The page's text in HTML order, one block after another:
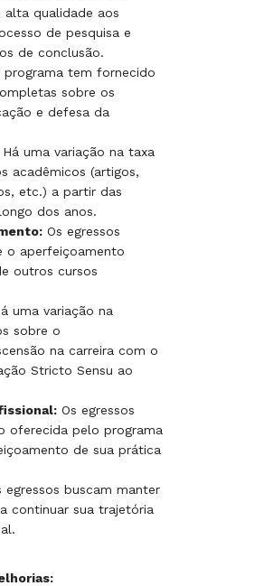
qualidade aos
de pesquisa e
de conclusão.
programa tem fornecido
sobre os
e defesa da
Há uma variação na taxa
acadêmicos (artigos,
etc.) a partir das
dos anos.
Os egressos
o aperfeiçoamento
outros cursos
uma variação na
sobre o
na carreira com o
Stricto Sensu ao
Os egressos
oferecida pelo programa
de sua prática
egressos buscam manter
continuar sua trajetória